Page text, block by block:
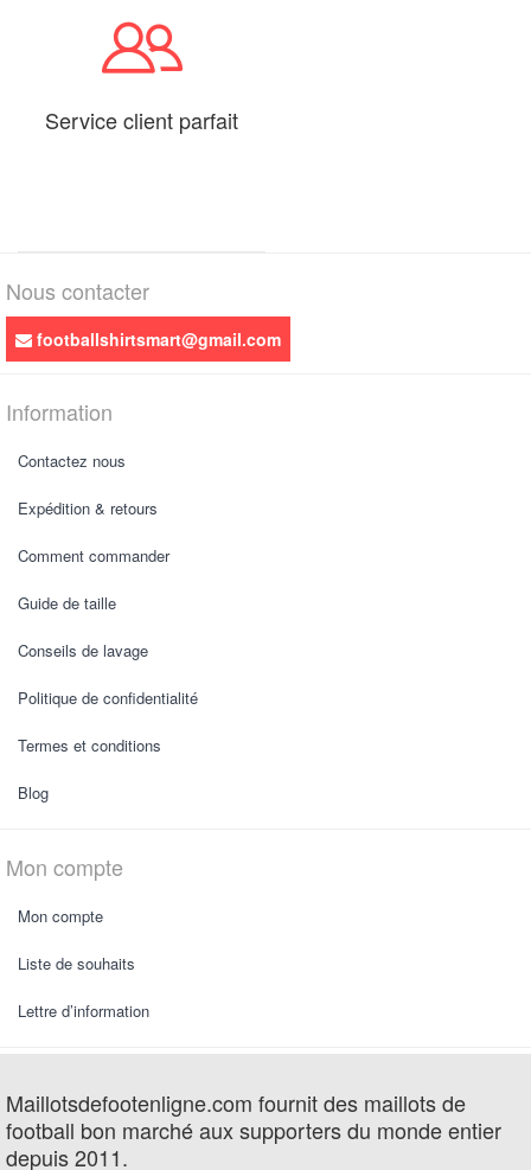
Service client parfait
Nous contacter
footballshirtsmart@gmail.com
Information
Contactez nous
Expédition & retours
Comment commander
Guide de taille
Conseils de lavage
Politique de confidentialité
Termes et conditions
Blog
Mon compte
Mon compte
Liste de souhaits
Lettre d’information
Maillotsdefootenligne.com fournit des maillots de
football bon marché aux supporters du monde entier
depuis 2011.